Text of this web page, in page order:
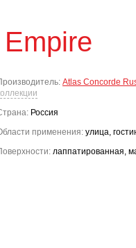
Empire
Atlas Concorde
Россия
применения: улица,
лаппатированная,